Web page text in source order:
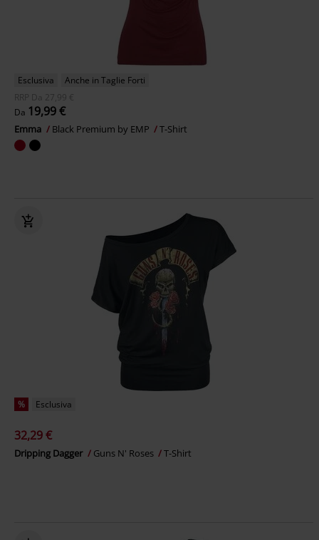
Esclusiva
Anche in Taglie Forti
RRP
Da 27,99 €
Da 19,99 €
Emma Black Premium by EMP T-Shirt
% Esclusiva
32,29 €
Dripping Dagger Guns N' Roses T-Shirt